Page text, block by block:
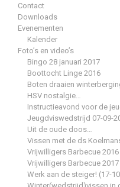
Contact
Downloads
Evenementen
Kalender
Foto’s en video’s
Bingo 28 januari 2017
Boottocht Linge 2016
Boten draaien
HSV nostalgie…
Instructieavond voor de
Jeugdviswedstrijd 07-09-
Uit de oude doos…
Vissen met de ds
Vrijwilligers Barbecue 2016
Vrijwilligers Barbecue 2017
Werk aan de steiger! (17-